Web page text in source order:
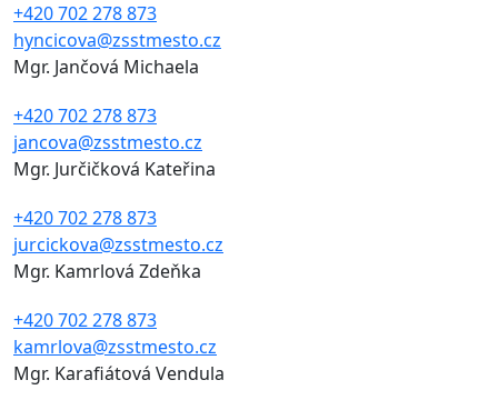
+420 702 278 873
hyncicova@zsstmesto.cz
Mgr. Jančová Michaela
+420 702 278 873
jancova@zsstmesto.cz
Mgr. Jurčičková Kateřina
+420 702 278 873
jurcickova@zsstmesto.cz
Mgr. Kamrlová Zdeňka
+420 702 278 873
kamrlova@zsstmesto.cz
Mgr. Karafiátová Vendula